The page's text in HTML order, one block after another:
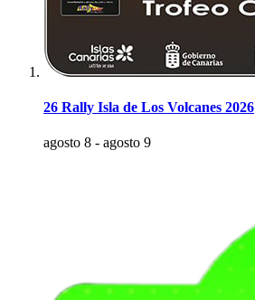
26 Rally Isla de Los Volcanes 2026
agosto 8 - agosto 9